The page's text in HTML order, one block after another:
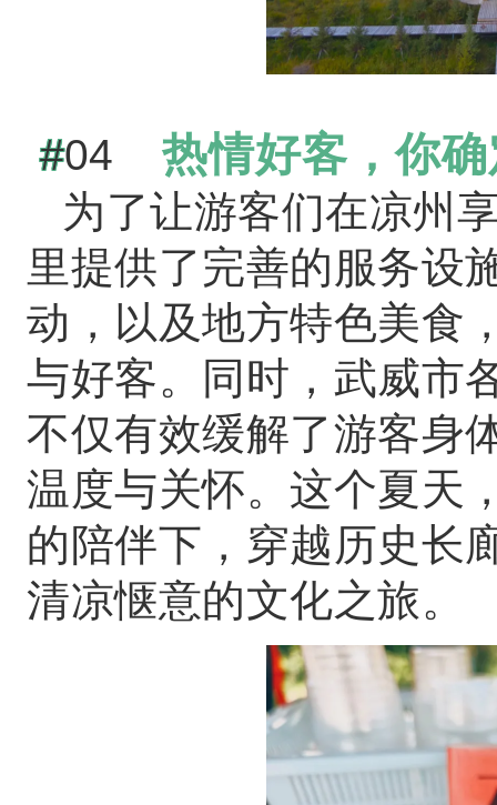
#04 热情好客，你
为了让游客们在凉州
里提供了完善的服务设
动，以及地方特色美食
与好客。同时，武威市
不仅有效缓解了游客身
温度与关怀。这个夏天
的陪伴下，穿越历史长
清凉惬意的文化之旅。